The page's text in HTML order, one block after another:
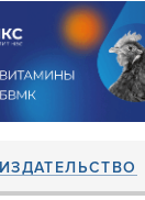
ИЗДАТЕЛЬСТВО